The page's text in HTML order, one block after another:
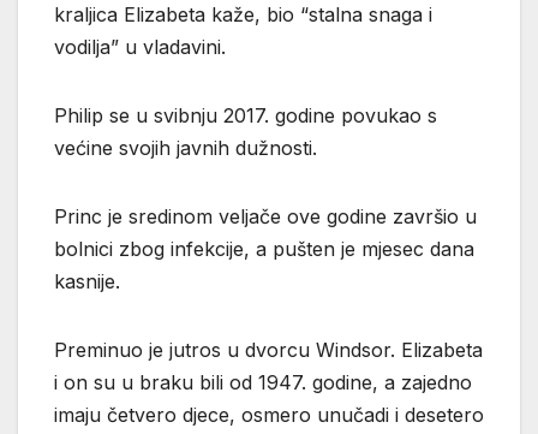
kraljica Elizabeta kaže, bio “stalna snaga i
vodilja” u vladavini.
Philip se u svibnju 2017. godine povukao s
većine svojih javnih dužnosti.
Princ je sredinom veljače ove godine završio u
bolnici zbog infekcije, a pušten je mjesec dana
kasnije.
Preminuo je jutros u dvorcu Windsor. Elizabeta
i on su u braku bili od 1947. godine, a zajedno
imaju četvero djece, osmero unučadi i desetero